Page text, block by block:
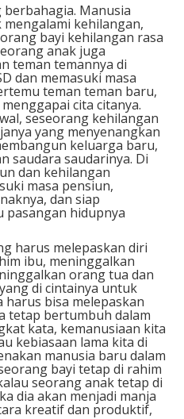
berbahagia. Manusia
kehilangan,
bayi kehilangan rasa
anak juga
teman temannya di
dan memasuki masa
teman teman baru,
cita citanya.
seseorang kehilangan
yang menyenangkan
keluarga baru,
saudara saudarinya. Di
dan kehilangan
masa pensiun,
dan siap
pasangan hidupnya
harus melepaskan diri
ibu, meninggalkan
orang tua dan
di cintainya untuk
harus bisa melepaskan
tetap bertumbuh dalam
kata, kemanusiaan kita
kebiasaan lama kita di
manusia baru dalam
bayi tetap di rahim
seorang anak tetap di
dia akan menjadi manja
kreatif dan produktif,